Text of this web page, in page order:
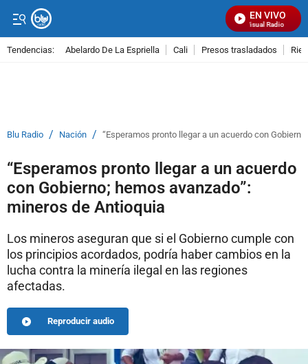
EN VIVO
Señal Visual Radio
Tendencias: Abelardo De La Espriella Cali Presos trasladados
Blu Radio / Nación / “Esperamos pronto llegar a un acuerdo con
“Esperamos pronto llegar a un acuerdo
con Gobierno; hemos avanzado”:
mineros de Antioquia
Los mineros aseguran que si el Gobierno cumple con
los principios acordados, podría haber cambios en la
lucha contra la minería ilegal en las regiones
afectadas.
Reproducir audio